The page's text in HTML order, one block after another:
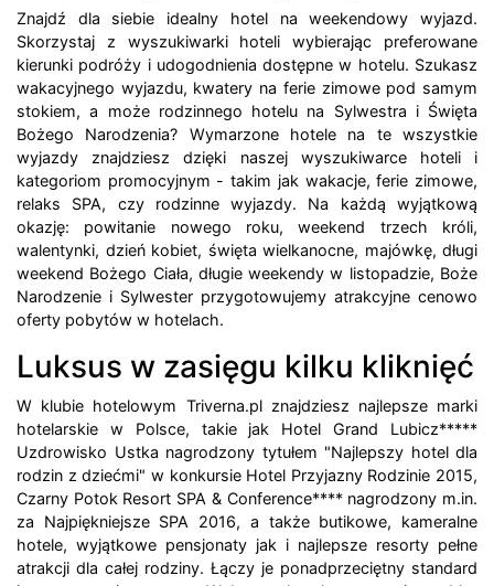
Znajdź dla siebie idealny hotel na weekendowy wyjazd.
Skorzystaj z wyszukiwarki hoteli wybierając preferowane
kierunki podróży i udogodnienia dostępne w hotelu. Szukasz
wakacyjnego wyjazdu, kwatery na ferie zimowe pod samym
stokiem, a może rodzinnego hotelu na Sylwestra i Święta
Bożego Narodzenia? Wymarzone hotele na te wszystkie
wyjazdy znajdziesz dzięki naszej wyszukiwarce hoteli i
kategoriom promocyjnym - takim jak wakacje, ferie zimowe,
relaks SPA, czy rodzinne wyjazdy. Na każdą wyjątkową
okazję: powitanie nowego roku, weekend trzech króli,
walentynki, dzień kobiet, święta wielkanocne, majówkę, długi
weekend Bożego Ciała, długie weekendy w listopadzie, Boże
Narodzenie i Sylwester przygotowujemy atrakcyjne cenowo
oferty pobytów w hotelach.
Luksus w zasięgu kilku kliknięć
W klubie hotelowym Triverna.pl znajdziesz najlepsze marki
hotelarskie w Polsce, takie jak Hotel Grand Lubicz*****
Uzdrowisko Ustka nagrodzony tytułem "Najlepszy hotel dla
rodzin z dziećmi" w konkursie Hotel Przyjazny Rodzinie 2015,
Czarny Potok Resort SPA & Conference**** nagrodzony m.in.
za Najpiękniejsze SPA 2016, a także butikowe, kameralne
hotele, wyjątkowe pensjonaty jak i najlepsze resorty pełne
atrakcji dla całej rodziny. Łączy je ponadprzeciętny standard